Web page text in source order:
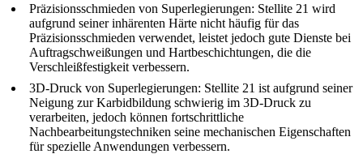
Präzisionsschmieden von Superlegierungen: Stellite 21 wird
aufgrund seiner inhärenten Härte nicht häufig für das
Präzisionsschmieden verwendet, leistet jedoch gute Dienste bei
Auftragschweißungen und Hartbeschichtungen, die die
Verschleißfestigkeit verbessern.
3D-Druck von Superlegierungen: Stellite 21 ist aufgrund seiner
Neigung zur Karbidbildung schwierig im 3D-Druck zu
verarbeiten, jedoch können fortschrittliche
Nachbearbeitungstechniken seine mechanischen Eigenschaften
für spezielle Anwendungen verbessern.